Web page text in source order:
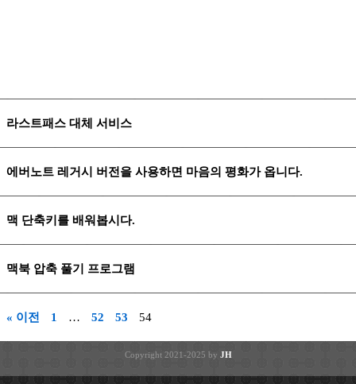
라스트패스 대체 서비스
에버노트 레거시 버전을 사용하면 마음의 평화가 옵니다.
맥 단축키를 배워봅시다.
맥북 압축 풀기 프로그램
« 이전 1 … 52 53 54
Copyright 2021-2025 by JH